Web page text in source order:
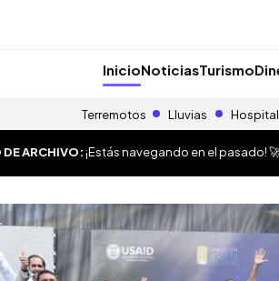
InicioNoticiasTurismo
Terremotos Lluvias
ARCHIVO:¡Estás navegando en el pasado!